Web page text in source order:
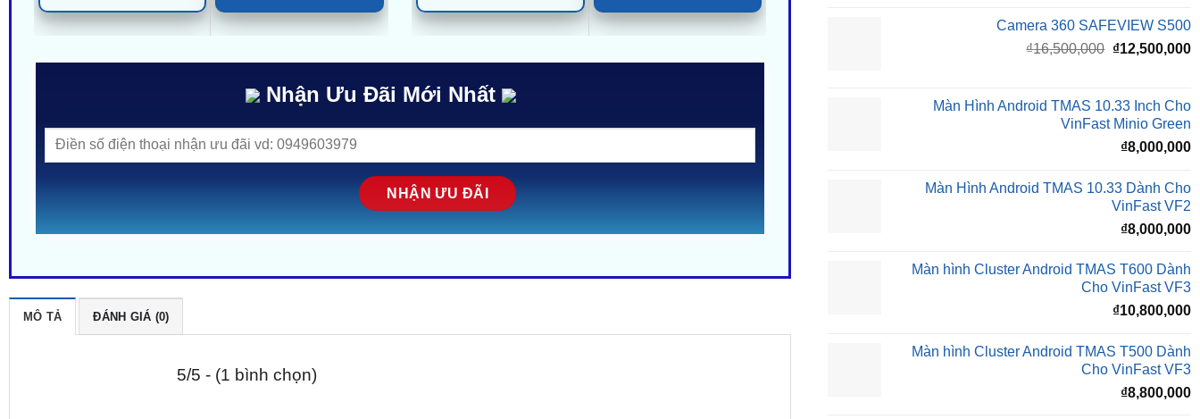
Nhận Ưu Đãi Mới Nhất
MÔ TẢ ĐÁNH GIÁ (0)
5/5 - (1 bình chọn)
Camera 360 SAFEVIEW S500
₫16,500,000 Giá
₫16,500,000.
₫12,500,000
Màn Hình Android TMAS 10.33 Inch Cho
VinFast Minio Green
₫8,000,000
Màn Hình Android TMAS 10.33 Dành Cho
VinFast VF2
₫8,000,000
Màn hình Cluster Android TMAS T600 Dành
Cho VinFast VF3
₫10,800,000
Màn hình Cluster Android TMAS T500 Dành
Cho VinFast VF3
₫8,800,000